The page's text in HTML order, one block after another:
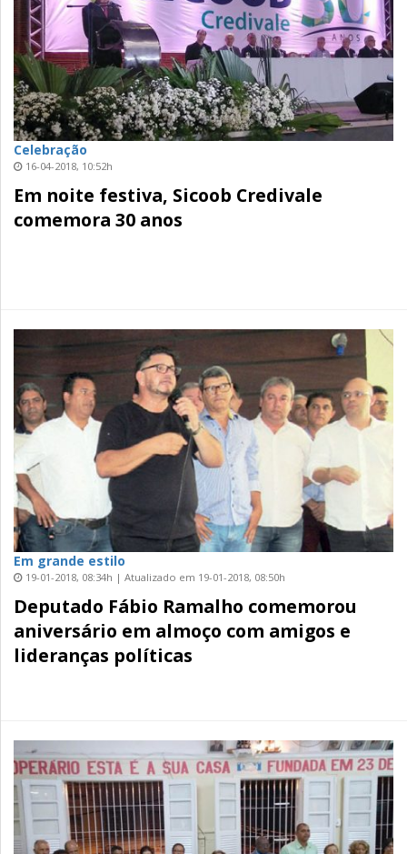
Celebração
16-04-2018, 10:52h
Em noite festiva, Sicoob Credivale
comemora 30 anos
Em grande estilo
19-01-2018, 08:34h | Atualizado em 19-01-2018, 08:50h
Deputado Fábio Ramalho comemorou
aniversário em almoço com amigos e
lideranças políticas